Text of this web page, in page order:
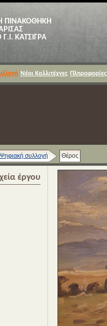
ΠΙΝΑΚΟΘΗΚΗ
ΚΑΤΣΙΓΡΑ
Νέοι Καλλιτέχνες Πληροφορίες
Ψηφιακή συλλογή Θέρος
έργου